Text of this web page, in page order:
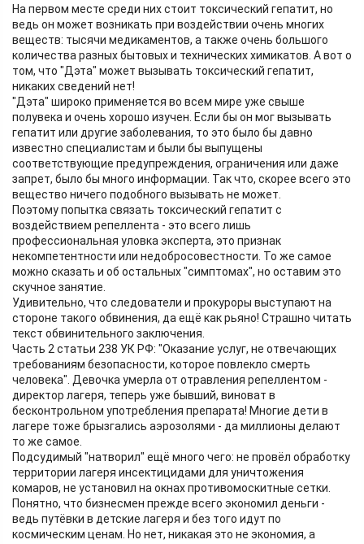
На первом месте среди них стоит токсический гепатит, но
ведь он может возникать при воздействии очень многих
веществ: тысячи медикаментов, а также очень большого
количества разных бытовых и технических химикатов. А вот о
том, что "Дэта" может вызывать токсический гепатит,
никаких сведений нет!
"Дэта" широко применяется во всем мире уже свыше
полувека и очень хорошо изучен. Если бы он мог вызывать
гепатит или другие заболевания, то это было бы давно
известно специалистам и были бы выпущены
соответствующие предупреждения, ограничения или даже
запрет, было бы много информации. Так что, скорее всего это
вещество ничего подобного вызывать не может.
Поэтому попытка связать токсический гепатит с
воздействием репеллента - это всего лишь
профессиональная уловка эксперта, это признак
некомпетентности или недобросовестности. То же самое
можно сказать и об остальных "симптомах", но оставим это
скучное занятие.
Удивительно, что следователи и прокуроры выступают на
стороне такого обвинения, да ещё как рьяно! Страшно читать
текст обвинительного заключения.
Часть 2 статьи 238 УК РФ: "Оказание услуг, не отвечающих
требованиям безопасности, которое повлекло смерть
человека". Девочка умерла от отравления репеллентом -
директор лагеря, теперь уже бывший, виноват в
бесконтрольном употребления препарата! Многие дети в
лагере тоже брызгались аэрозолями - да миллионы делают
то же самое.
Подсудимый "натворил" ещё много чего: не провёл обработку
территории лагеря инсектицидами для уничтожения
комаров, не установил на окнах противомоскитные сетки.
Понятно, что бизнесмен прежде всего экономил деньги -
ведь путёвки в детские лагеря и без того идут по
космическим ценам. Но нет, никакая это не экономия, а